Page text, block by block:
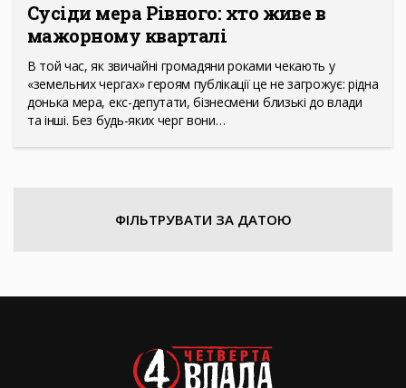
Сусіди мера Рівного: хто живе в
мажорному кварталі
В той час, як звичайні громадяни роками чекають у
«земельних чергах» героям публікації це не загрожує: рідна
донька мера, екс-депутати, бізнесмени близькі до влади
та інші. Без будь-яких черг вони…
ФІЛЬТРУВАТИ ЗА ДАТОЮ